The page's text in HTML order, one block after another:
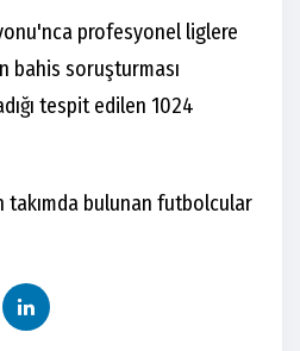
profesyonel liglere
bahis soruşturması
tespit edilen 1024
takımda bulunan futbolcular